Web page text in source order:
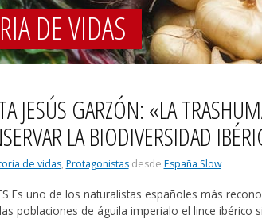
DE VIDAS
JESÚS GARZÓN: «LA
LA BIODIVERSIDAD
de vidas, Protagonistasdesde España Slow
Es uno de los naturalistas españoles más
poblaciones de águila imperialo el lince ibérico